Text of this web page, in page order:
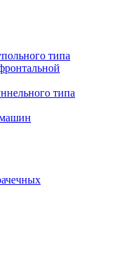
типа
типа